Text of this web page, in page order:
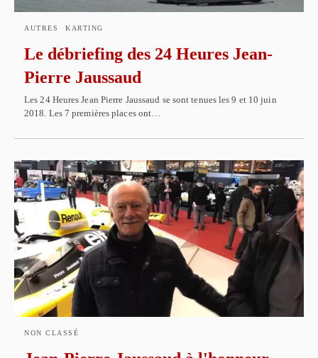
AUTRES KARTING
Le débriefing des 24 Heures Jean-
Pierre Jaussaud
Les 24 Heures Jean Pierre Jaussaud se sont tenues les 9 et 10 juin
2018. Les 7 premières places ont…
NON CLASSÉ